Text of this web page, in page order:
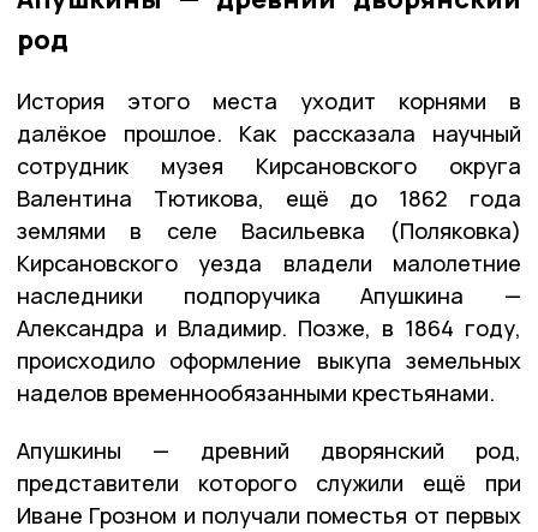
род
История этого места уходит корнями в
далёкое прошлое. Как рассказала научный
сотрудник музея Кирсановского округа
Валентина Тютикова, ещё до 1862 года
землями в селе Васильевка (Поляковка)
Кирсановского уезда владели малолетние
наследники подпоручика Апушкина —
Александра и Владимир. Позже, в 1864 году,
происходило оформление выкупа земельных
наделов временнообязанными крестьянами.
Апушкины — древний дворянский род,
представители которого служили ещё при
Иване Грозном и получали поместья от первых